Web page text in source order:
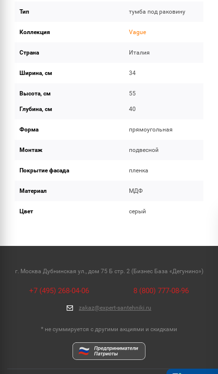
Тип тумба под раковину
Коллекция Vague
Страна Италия
Ширина, см 34
Высота, см 55
Глубина, см 40
Форма прямоугольная
Монтаж подвесной
Покрытие фасада пленка
Материал МДФ
Цвет серый
г. Москва Дубнинская ул., дом 75 Б стр. 2 (Бизнес База «Дегунино»)
+7 (495) 268-04-06 8 (800) 777-08-96
zakaz@expert-santehniki.ru
* не суммируется с другими акциями и скидками